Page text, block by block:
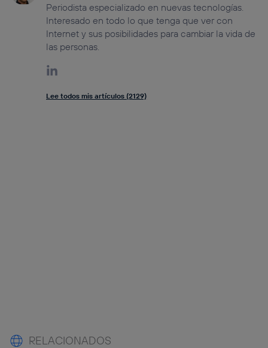
Periodista especializado en nuevas tecnologías.
Interesado en todo lo que tenga que ver con
Internet y sus posibilidades para cambiar la vida de
las personas.
Lee todos mis artículos (2129)
RELACIONADOS